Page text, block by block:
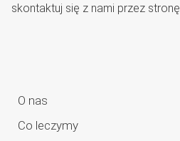
skontaktuj się z nami przez stronę
O nas
Co leczymy